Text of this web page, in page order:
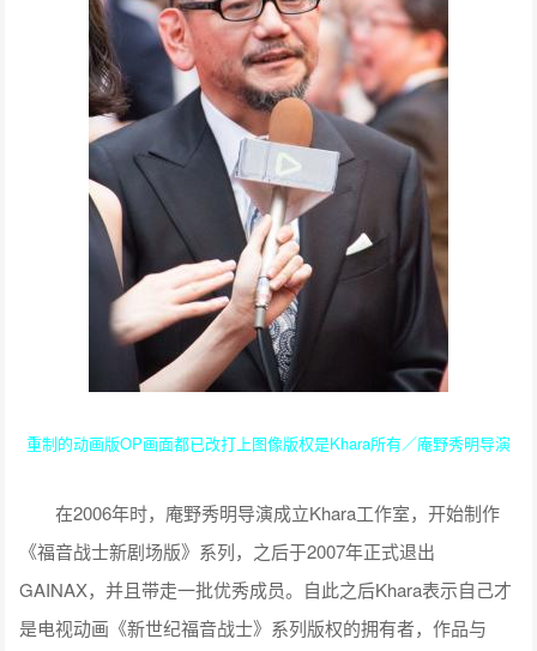
重制的动画版OP画面都已改打上图像版权是Khara所有／庵野秀明导演
在2006年时，庵野秀明导演成立Khara工作室，开始制作
《福音战士新剧场版》系列，之后于2007年正式退出
GAINAX，并且带走一批优秀成员。自此之后Khara表示自己才
是电视动画《新世纪福音战士》系列版权的拥有者，作品与